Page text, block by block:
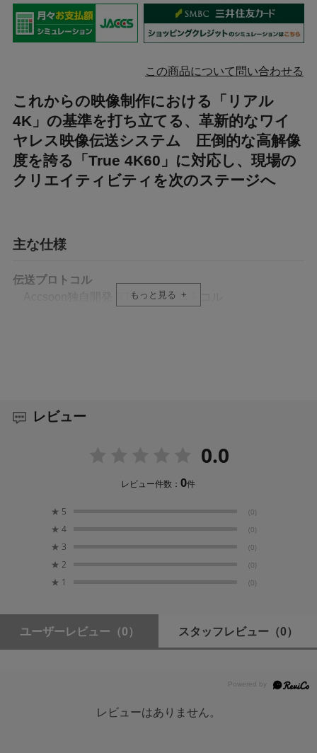
この商品について問い合わせる
これからの映像制作における「リアル
4K」の基準を打ち立てる、革新的なワイ
ヤレス映像伝送システム 圧倒的な高解像
度を誇る「True 4K60」に対応し、現場の
クリエイティビティを次のステージへ
主な仕様
伝送プロトコル
Accsoon独自開発 RTMS 4.0プロトコル
1080p: 23.98/24/25/29.97/30/50/59.94/60fps (Level
1080i: 50/59.94/60i
1080PsF: 23.98/24/25/29.97/30PsF
HDMI入力フォーマット
DCI 4K: 23.98/24/25/29.97/30/50/59.94/60p
もっと見る
レビュー
0.0
レビュー件数：0件
★ 5 (0)
★ 4 (0)
★ 3 (0)
★ 2 (0)
★ 1 (0)
ユーザーレビュー （0） スタッフレビュー （0）
レビューはありません。